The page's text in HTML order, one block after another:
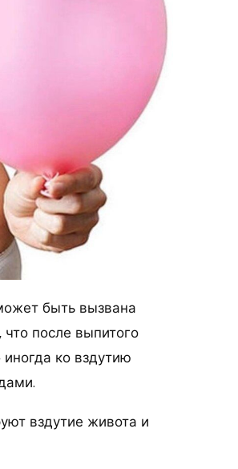
быть вызвана
после выпитого
ко вздутию
вздутие живота и